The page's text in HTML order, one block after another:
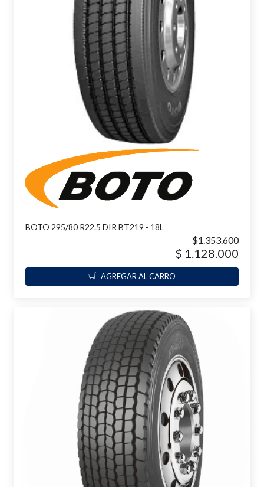
BOTO 295/80 R22.5 DIR BT219 - 18L
$1.353.600
$ 1.128.000
AGREGAR AL CARRO